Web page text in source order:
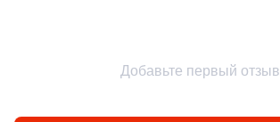
Добавьте первый отзыв